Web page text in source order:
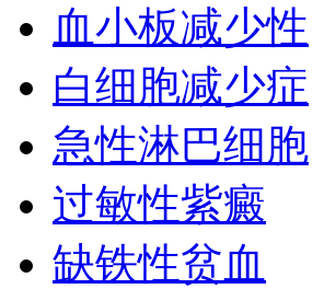
血小板减少性
白细胞减少症
急性淋巴细胞
过敏性紫癜
缺铁性贫血